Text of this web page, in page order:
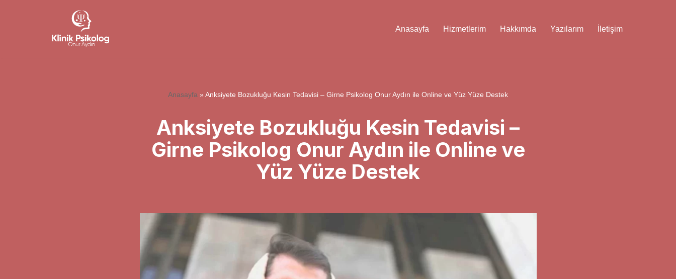
Anasayfa Hizmetlerim Hakkımda Yazılarım İletişim
Anasayfa » Anksiyete Bozukluğu Kesin Tedavisi – Girne Psikolog Onur Aydın ile Online ve Yüz Yüze Destek
Anksiyete Bozukluğu Kesin Tedavisi –
Girne Psikolog Onur Aydın ile Online ve
Yüz Yüze Destek